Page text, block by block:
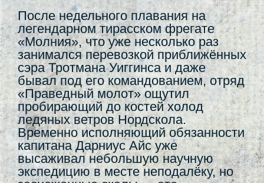
После недельного плавания на
легендарном тирасском фрегате
«Молния», что уже несколько раз
занимался перевозкой приближённых
сэра Тротмана Уиггинса и даже
бывал под его командованием, отряд
«Праведный молот» ощутил
пробирающий до костей холод
ледяных ветров Нордскола.
Временно исполняющий обязанности
капитана Дарниус Айс уже
высаживал небольшую научную
экспедицию в месте неподалёку, но